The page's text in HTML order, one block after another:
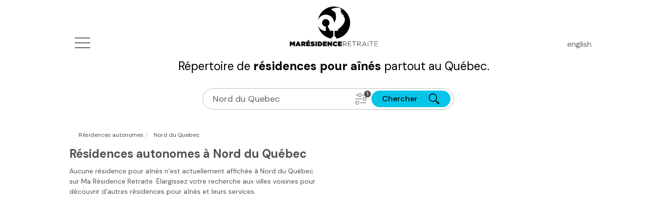
Répertoire de résidences pour aînés partout au Québec.
english
Chercher
Résidences autonomes | Nord du Quebec
Résidences autonomes à Nord du Québec
Aucune résidence pour aînés n’est actuellement affichée à Nord du Québec
sur Ma Résidence Retraite. Élargissez votre recherche aux villes voisines pour
découvrir d’autres résidences pour aînés et leurs services.